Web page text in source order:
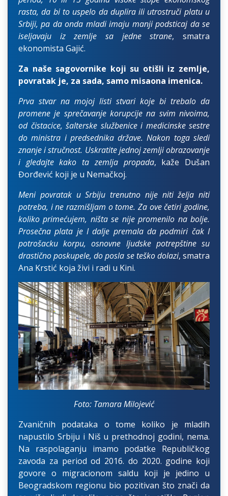
rasta, da bi to uspelo da duplira ili utrostruči platu u
Srbiji, pa da onda mladi imaju manji podsticaj da se
iseljavaju iz zemlje sa jedne strane, smatra
ekonomista Gajić.
Za naše sagovornike koji su otišli iz zemlje,
povratak je, za sada, samo misaona imenica.
Prva stvar na mojoj listi stvari koje bi trebalo da
promene je sprečavanje korupcije na svim nivoima,
od čistacice, šalterske službenice i medicinske sestre
do ministra i predsednika države. Nakon toga sledi
znanje i stručnost. Uskratite jednoj zemlji obrazovanje
i gledajte kako ta zemlja propada, kaže Dušan
Đorđević koji je u Nemačkoj.
Meni povratak u Srbiju trenutno nije niti želja niti
potreba, i ne razmišljam o tome. Za ove četiri godine,
koliko primećujem, ništa se nije promenilo na bolje.
Prosečna plata je I dalje premala da podmiri čak I
potrošacku korpu, osnovne ljudske potrepštine su
drastično poskupele, do posla se teško dolazi, smatra
Ana Krstić koja živi i radi u Kini.
Foto: Tamara Milojević
Zvaničnih podataka o tome koliko je mladih
napustilo Srbiju i Niš u prethodnoj godini, nema.
Na raspolaganju imamo podatke Republičkog
zavoda za period od 2016. do 2020. godine koji
govore o migracionom saldu koji je jedino u
Beogradskom regionu bio pozitivan što znači da